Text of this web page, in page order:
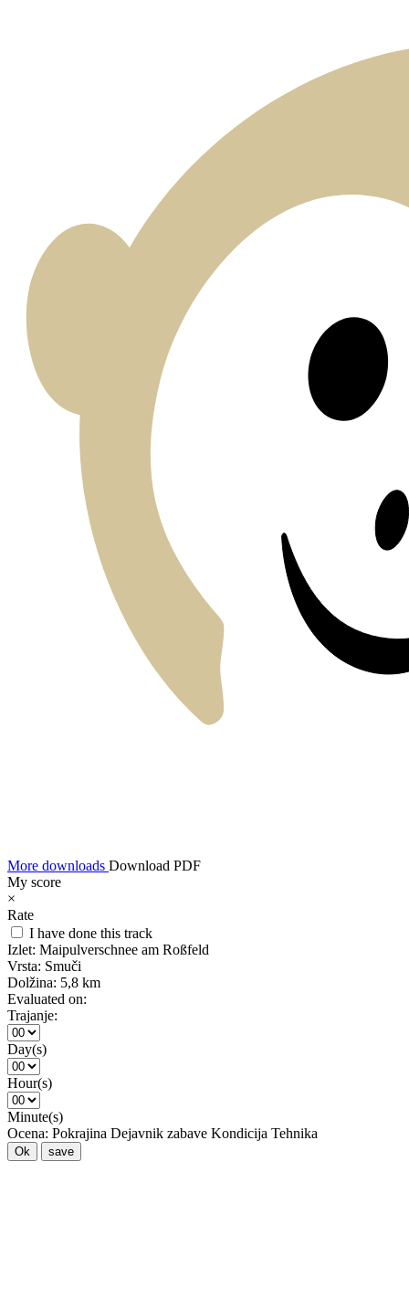
More downloads Download PDF
My score
×
Rate
I have done this track
Izlet: Maipulverschnee am Roßfeld
Vrsta: Smuči
Dolžina: 5,8 km
Evaluated on:
Trajanje:
Day(s)
Hour(s)
Minute(s)
Ocena: Pokrajina Dejavnik zabave Kondicija Tehnika
Ok save